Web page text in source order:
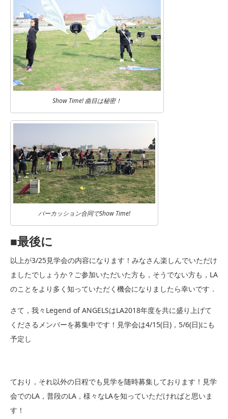
Show Time! 曲目は秘密！
パーカッション合同でShow Time!
■最後に
以上が3/25見学会の内容になります！みなさん楽しんでいただけ
ましたでしょうか？ご参加いただいた方も，そうでない方も，LA
のことをより多く知っていただく機会になりましたら幸いです．
さて，我々Legend of ANGELSはLA2018年度を共に盛り上げて
くださるメンバーを募集中です！見学会は4/15(日)，5/6(日)にも
予定し
ており，それ以外の日程でも見学を随時募集しております！見学
会でのLA，普段のLA，様々なLAを知っていただければと思いま
す！